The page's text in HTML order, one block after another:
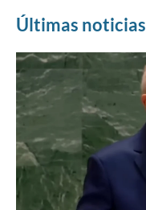
Últimas noticias